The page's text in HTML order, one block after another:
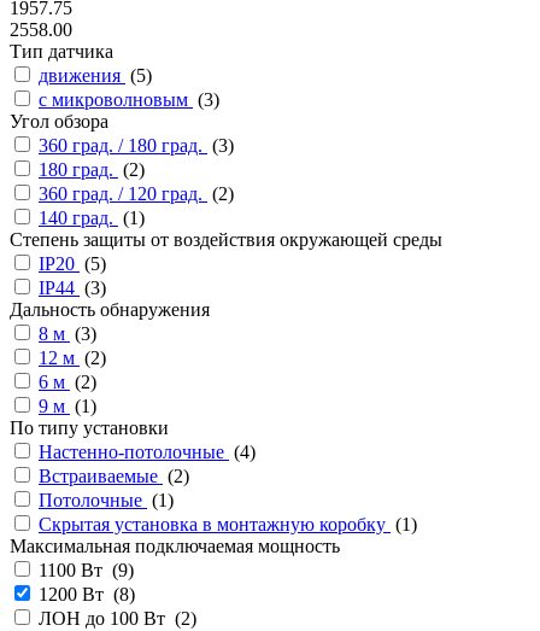
1957.75
2558.00
Тип датчика
движения (5)
с микроволновым (3)
Угол обзора
360 град. / 180 град. (3)
180 град. (2)
360 град. / 120 град. (2)
140 град. (1)
Степень защиты от воздействия окружающей среды
IP20 (5)
IP44 (3)
Дальность обнаружения
8 м (3)
12 м (2)
6 м (2)
9 м (1)
По типу установки
Настенно-потолочные (4)
Встраиваемые (2)
Потолочные (1)
Скрытая установка в монтажную коробку (1)
Максимальная подключаемая мощность
1100 Вт (9)
1200 Вт (8)
ЛОН до 100 Вт (2)